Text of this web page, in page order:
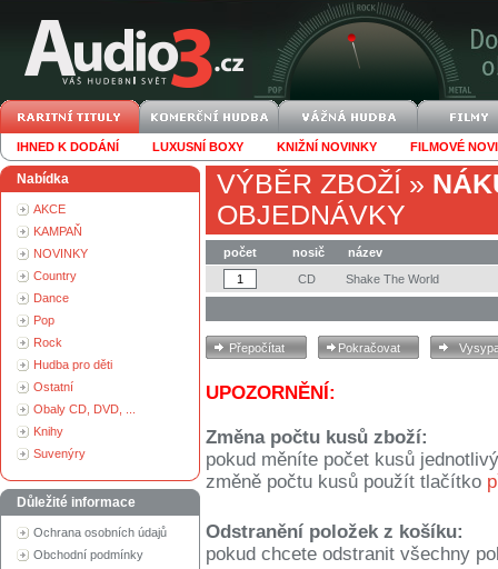
IHNED K DODÁNÍ LUXUSNÍ BOXY KNIŽNÍ NOVINKY FILMOVÉ
Nabídka
AKCE
KAMPAŇ
NOVINKY
Country
Dance
Pop
Rock
Hudba pro děti
Ostatní
Obaly CD, DVD, ...
Knihy
Suvenýry
Důležité informace
Ochrana osobních údajů
Obchodní podmínky
VÝBĚR ZBOŽÍ »
OBJEDNÁVKY
počet nosič
název
CD
Shake The World
UPOZORNĚNÍ:
Změna počtu kusů zboží:
pokud měníte počet kusů
změně počtu kusů použít tlačítko
Odstranění položek z košíku:
pokud chcete odstranit všechny